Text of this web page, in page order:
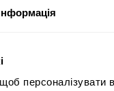
персоналізувати
мережі та
зустрічей у